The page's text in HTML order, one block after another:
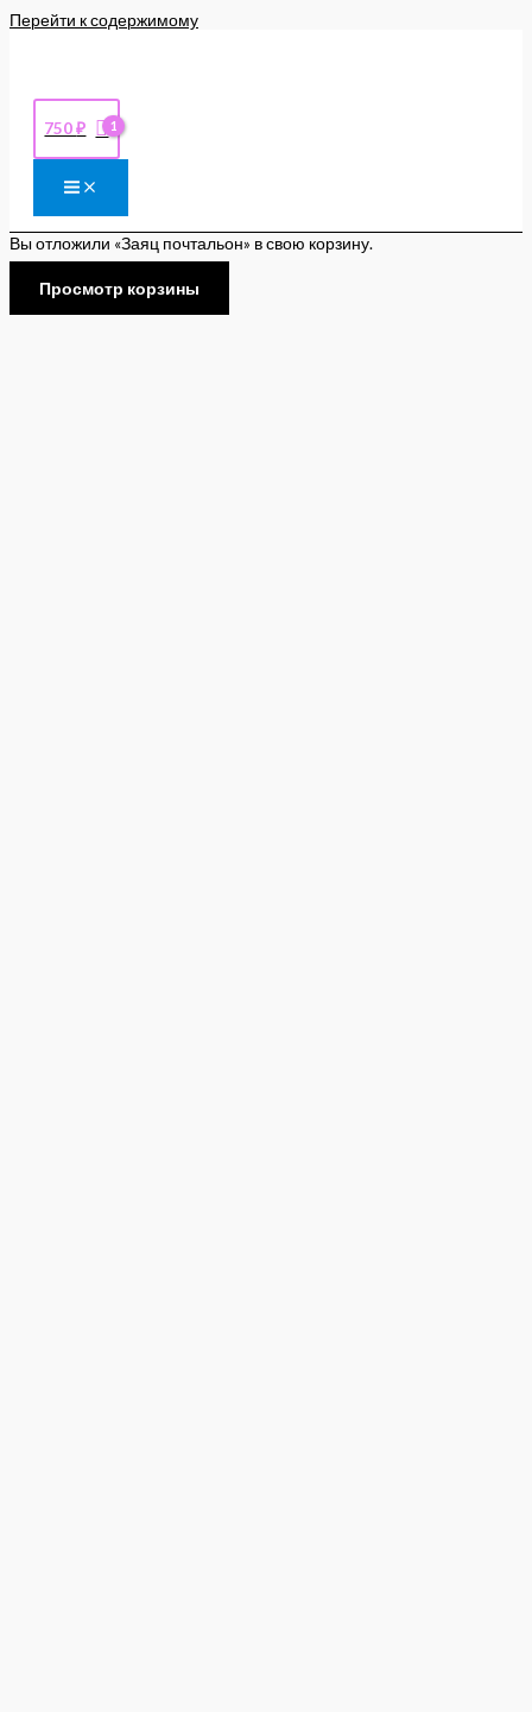
Перейти к содержимому
750₽
Вы отложили «Заяц почтальон» в свою корзину.
Просмотр корзины